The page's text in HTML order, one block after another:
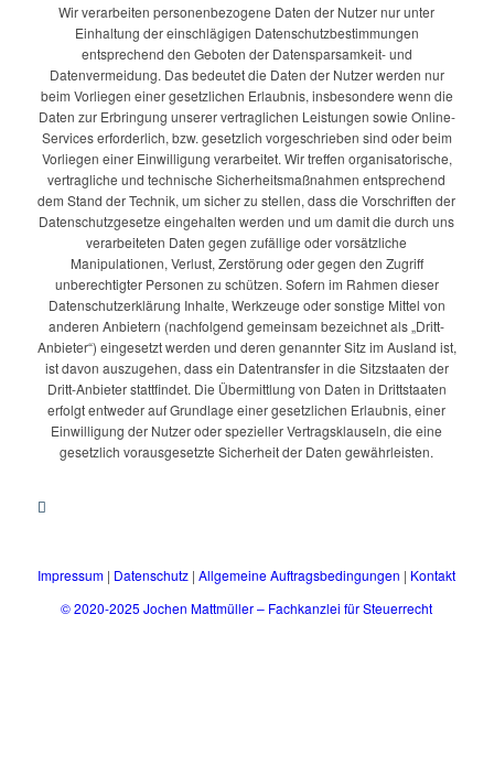
Wir verarbeiten personenbezogene Daten der Nutzer nur unter
Einhaltung der einschlägigen Datenschutzbestimmungen
entsprechend den Geboten der Datensparsamkeit- und
Datenvermeidung. Das bedeutet die Daten der Nutzer werden nur
beim Vorliegen einer gesetzlichen Erlaubnis, insbesondere wenn die
Daten zur Erbringung unserer vertraglichen Leistungen sowie Online-
Services erforderlich, bzw. gesetzlich vorgeschrieben sind oder beim
Vorliegen einer Einwilligung verarbeitet. Wir treffen organisatorische,
vertragliche und technische Sicherheitsmaßnahmen entsprechend
dem Stand der Technik, um sicher zu stellen, dass die Vorschriften der
Datenschutzgesetze eingehalten werden und um damit die durch uns
verarbeiteten Daten gegen zufällige oder vorsätzliche
Manipulationen, Verlust, Zerstörung oder gegen den Zugriff
unberechtigter Personen zu schützen. Sofern im Rahmen dieser
Datenschutzerklärung Inhalte, Werkzeuge oder sonstige Mittel von
anderen Anbietern (nachfolgend gemeinsam bezeichnet als „Dritt-
Anbieter“) eingesetzt werden und deren genannter Sitz im Ausland ist,
ist davon auszugehen, dass ein Datentransfer in die Sitzstaaten der
Dritt-Anbieter stattfindet. Die Übermittlung von Daten in Drittstaaten
erfolgt entweder auf Grundlage einer gesetzlichen Erlaubnis, einer
Einwilligung der Nutzer oder spezieller Vertragsklauseln, die eine
gesetzlich vorausgesetzte Sicherheit der Daten gewährleisten.
Impressum | Datenschutz |Allgemeine Auftragsbedingungen | Kontakt
© 2020-2025 Jochen Mattmüller – Fachkanzlei für Steuerrecht